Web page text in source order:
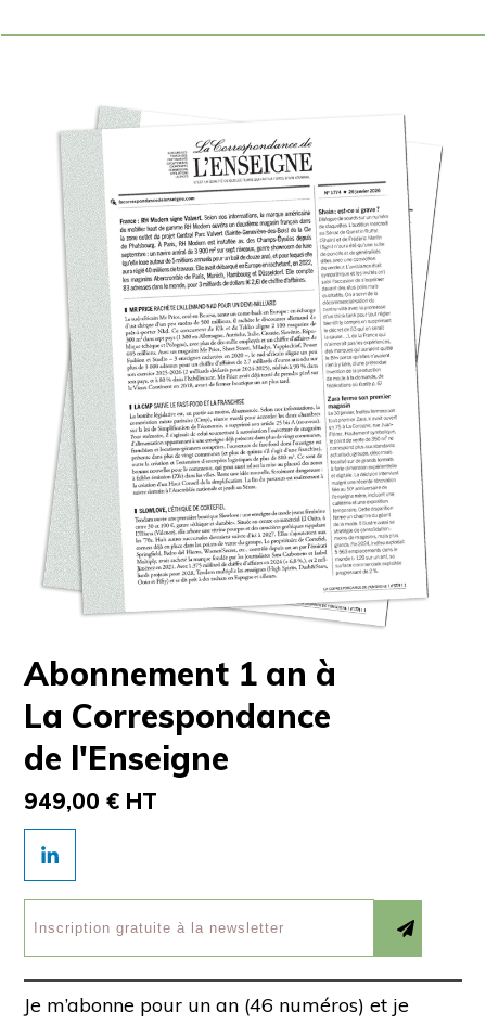
Abonnement 1 an à
La Correspondance
de l'Enseigne
949,00 € HT
Je m’abonne pour un an (46 numéros) et je